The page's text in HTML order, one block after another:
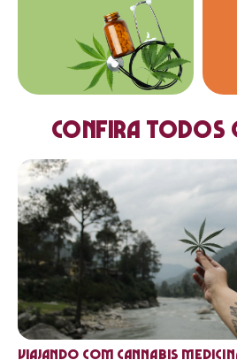
Confira todos
Viajando com cannabis